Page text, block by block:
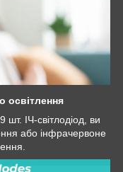
освітлення
шт. ІЧ-світлодіод, ви
або інфрачервоне